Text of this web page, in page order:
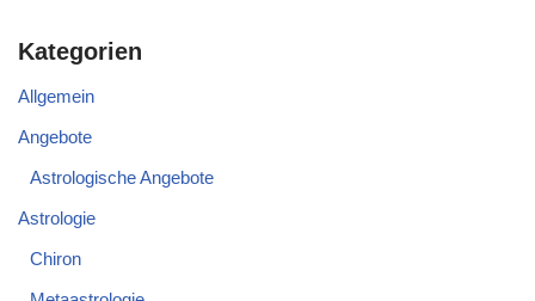
Kategorien
Allgemein
Angebote
Astrologische Angebote
Astrologie
Chiron